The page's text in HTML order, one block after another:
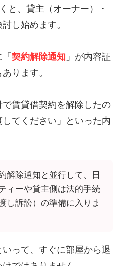
と、貸主（オーナー）・
し始めます。
契約解除通知 」が内容証
ります。
賃貸借契約を解除したの
てください」といった内
解除通知と並行して、日
ィーや貸主側は法的手続
し訴訟）の準備に入りま
って、すぐに部屋から退